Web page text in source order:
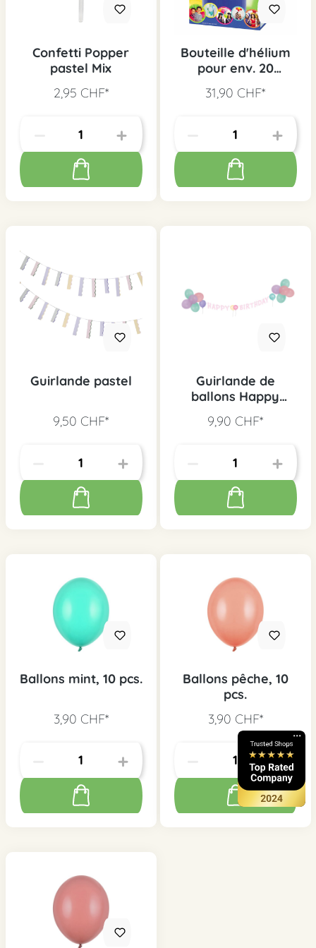
Confetti Popper
pastel Mix
2,95 CHF*
Bouteille d'hélium
pour env. 20
31,90 CHF*
Guirlande pastel
9,50 CHF*
Guirlande de
ballons Happy
9,90 CHF*
Ballons mint, 10 pcs.
3,90 CHF*
Ballons pêche, 10
pcs.
3,90 CHF*